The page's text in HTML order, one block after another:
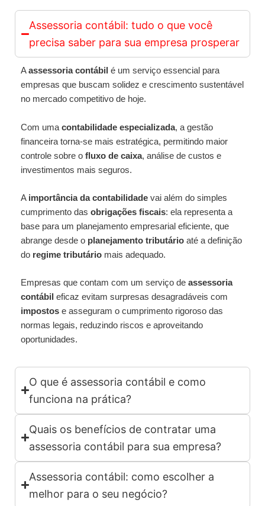
Assessoria contábil: tudo o que você
precisa saber para sua empresa prosperar
Aassessoria contábil é um serviço essencial para
empresas que buscam solidez e crescimento sustentável
no mercado competitivo de hoje.
Com uma contabilidade especializada, a gestão
financeira torna-se mais estratégica, permitindo maior
controle sobre o fluxo de caixa, análise de custos e
investimentos mais seguros.
A importância da contabilidade vai além do simples
cumprimento das obrigações fiscais: ela representa a
base para um planejamento empresarial eficiente, que
abrange desde o planejamento tributário até a definição
do regime tributário mais adequado.
Empresas que contam com um serviço de assessoria
contábil eficaz evitam surpresas desagradáveis com
impostos e asseguram o cumprimento rigoroso das
normas legais, reduzindo riscos e aproveitando
oportunidades.
O que é assessoria contábil e como
funciona na prática?
Quais os benefícios de contratar uma
assessoria contábil para sua empresa?
Assessoria contábil: como escolher a
melhor para o seu negócio?